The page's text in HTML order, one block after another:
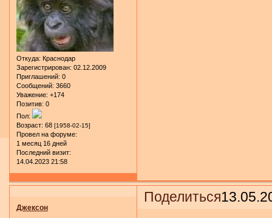
Откуда: Краснодар
Зарегистрирован: 02.12.2009
Приглашений: 0
Сообщений: 3660
Уважение: +174
Позитив: 0
Пол:
Возраст: 68 [1958-02-15]
Провел на форуме:
1 месяц 16 дней
Последний визит:
14.04.2023 21:58
Поделиться
Джексон